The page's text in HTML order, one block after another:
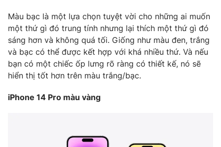
VTV Sức khoẻ Bất động sản
Thị trường 24h Tấm lòng Việt
VTV4 Vươn mình bằng AI
VTV9
Màu bạc là một lựa chọn tuyệt vời cho những ai muốn
một thứ gì đó trung tính nhưng lại thích một thứ gì đó
sáng hơn và không quá tối. Giống như màu đen, trắng
và bạc có thể được kết hợp với khá nhiều thứ. Và nếu
bạn có một chiếc ốp lưng rõ ràng có thiết kế, nó sẽ
hiển thị tốt hơn trên màu trắng/bạc.
iPhone 14 Pro màu vàng